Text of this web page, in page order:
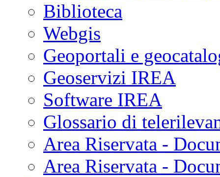
Biblioteca
Webgis
Geoportali e
Geoservizi IREA
Software IREA
Glossario di
Area Riservata -
Area Riservata -